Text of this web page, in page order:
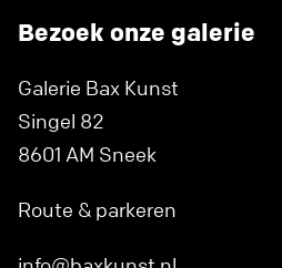
Bezoek onze galerie
Galerie Bax Kunst
Singel 82
8601 AM Sneek
Route & parkeren